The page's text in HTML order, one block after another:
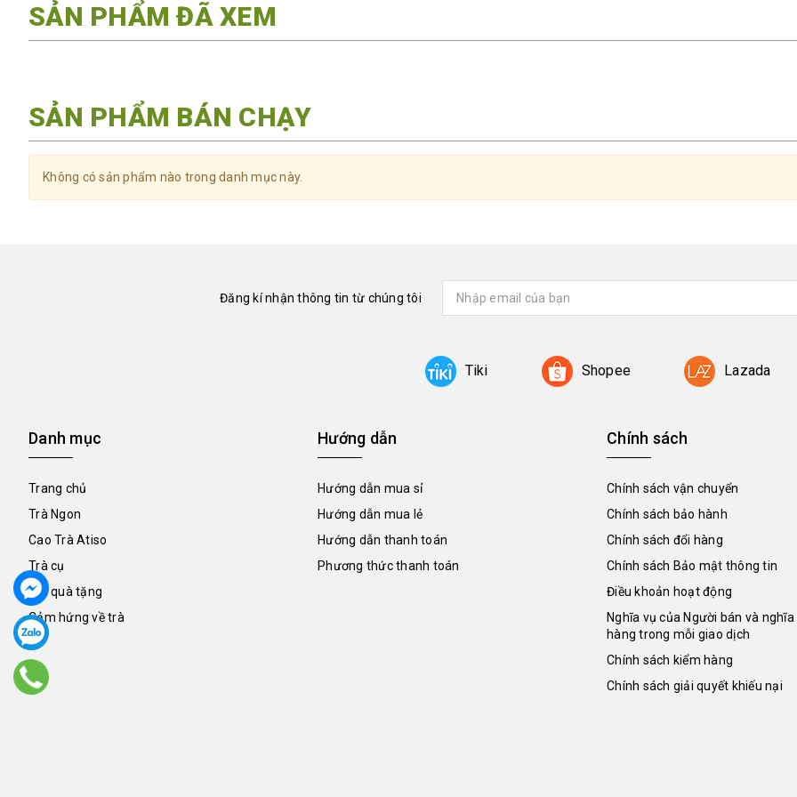
SẢN PHẨM ĐÃ XEM
SẢN PHẨM BÁN CHẠY
Không có sản phẩm nào trong danh mục này.
Đăng kí nhận thông tin từ chúng tôi
Tiki Shopee Lazada
Danh mục
Trang chủ
Trà Ngon
Cao Trà Atiso
Trà cụ
Trà quà tặng
Cảm hứng về trà
Hướng dẫn
Hướng dẫn mua sỉ
Hướng dẫn mua lẻ
Hướng dẫn thanh toán
Phương thức thanh toán
Chính sách
Chính sách vận chuyển
Chính sách bảo hành
Chính sách đổi hàng
Chính sách Bảo mật thông tin
Điều khoản hoạt động
Nghĩa vụ của Người bán và
hàng trong mỗi giao dịch
Chính sách kiểm hàng
Chính sách giải quyết khiếu nại